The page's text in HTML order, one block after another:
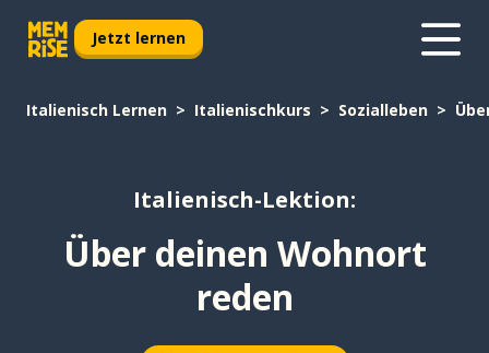
Jetzt lernen
Italienisch Lernen Italienischkurs Sozialleben
Italienisch-Lektion:
Über deinen Wohnort
reden